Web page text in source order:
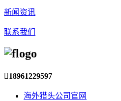
新闻资讯
联系我们
18961229597
海外猎头公司官网